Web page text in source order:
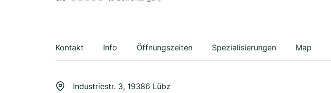
Kontakt Info Öffnungszeiten Spezialisierungen Map
Industriestr. 3, 19386 Lübz